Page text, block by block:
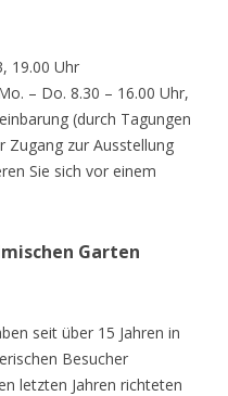
19.00 Uhr
– Do. 8.30 – 16.00 Uhr,
(durch Tagungen
Zugang zur Ausstellung
Sie sich vor einem
Garten
seit über 15 Jahren in
Besucher
letzten Jahren richteten